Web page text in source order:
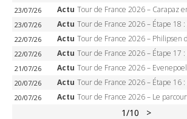
23/07/26 Actu Tour de France 2026 – Carapaz en solitaire à Orcières-Merlette, Paret-Peintre à un point
23/07/26 Actu Tour de France 2026 – Étape 18 : Qui domptera Orcières-Merlette, première marche vers
22/07/26 Actu Tour de France 2026 – Philipsen débloque son compteur à Voiron, Pedersen en danger
22/07/26 Actu Tour de France 2026 – Étape 17 : Pedersen peut-il verrouiller le maillot
21/07/26 Actu Tour de France 2026 – Evenepoel écrase le chrono d’Évian, Seixas 4e,
20/07/26 Actu Tour de France 2026 – Étape 16 : Evenepoel, Pogacar, Ganna… qui domptera le chrono d’Évian pour
20/07/26 Actu Tour de France 2026 – Le parcours officiel complet : 21 étapes, profils,
1/10 >